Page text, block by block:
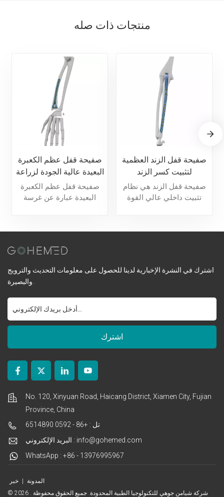
منتجات ذات صله
صفيحة قفل عظم الكعبرة
البعيدة عالية الجودة لزراعة
العظام
صفيحة قفل عظم الكعبرة
البعيدة عبارة عن غرسة
الكعبرة البعيدة، حيث توفر
صفيحة قفل الزند العظمية
لتثبيت كسر الزند
صفيحة قفل الزند هي نظام
تثبيت داخلي عالي القوة
لتعزيز التئام العظام.
اشترك في النشرة الإخبارية لدينا للحصول على معلومات التحديث والترويج
No. 120, Xinyuan Road, Haicang District, Xiamen City, Fujian
Province, China
تل : +86 - 0592 6514890
البريد الإلكتروني : info@gohemed.com
WhatsApp : +86 - 13976995967
المدونة | خبر
© 2026 شركة شيامن جوهي للتكنولوجيا الطبية المحدودة. جميع الحقوق محفوظة .